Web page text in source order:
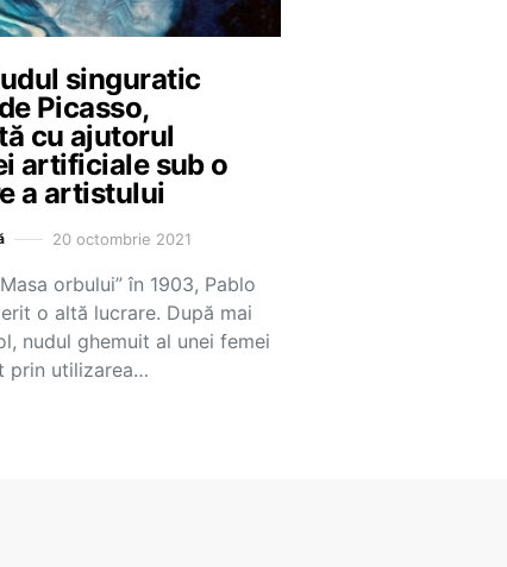
singuratic
Picasso,
cu ajutorul
artificiale sub o
a artistului
20 octombrie 2021
orbului” în 1903, Pablo
o altă lucrare. După mai
nudul ghemuit al unei femei
prin utilizarea…